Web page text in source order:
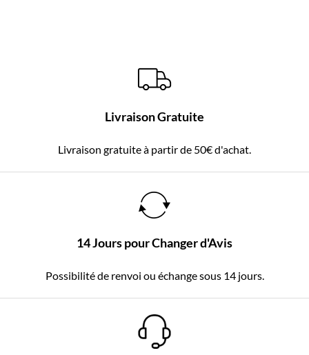
Livraison Gratuite
Livraison gratuite à partir de 50€ d'achat.
14 Jours pour Changer d'Avis
Possibilité de renvoi ou échange sous 14 jours.